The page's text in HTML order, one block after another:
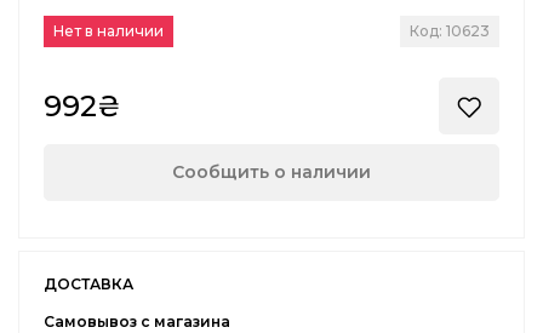
Нет в наличии Код: 10623
992₴
Сообщить о наличии
ДОСТАВКА
Самовывоз с магазина